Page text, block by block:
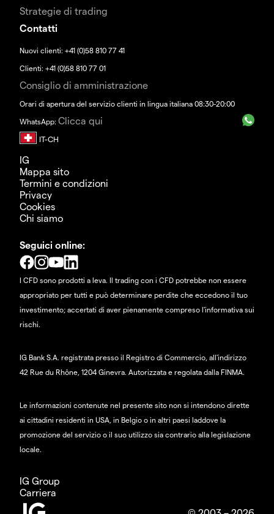
Strategie di trading
Contatti
Nuovi clienti: +41 (0)58 810 77 41
Clienti: +41 (0)58 810 77 01
Consiglio di amministrazione
Orari di apertura del servizio clienti in lingua italiana 08:30-20:00
WhatsApp: Clicca qui
IG
Mappa sito
Termini e condizioni
Privacy
Cookies
Chi siamo
Seguici online:
I CFD sono prodotti a leva. Il trading con i CFD potrebbe non essere
appropriato per tutti e può determinare perdite che eccedono il tuo
investimento; accertati di aver pienamente compreso l'informativa sui
rischi.
IG Bank S.A. registrata presso il Registro di Commercio, all'indirizzo
42 Rue du Rhône, 1204 Ginevra. Autorizzata e regolata dalla FINMA.
Le informazioni contenute nel presente sito non si intendono dirette
ai cittadini residenti in USA, in Belgio o in altri paesi laddove la
promozione del servizio o il suo utilizzo sia contrario alla legislazione
locale.
IG Group
Carriera